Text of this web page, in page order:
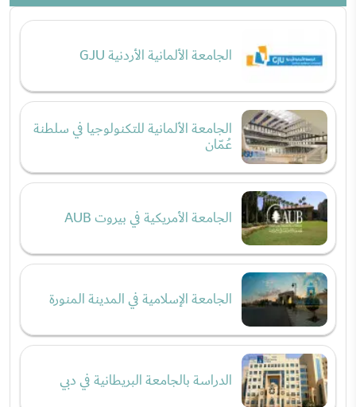
الجامعة الألمانية الأردنية GJU
الجامعة الألمانية للتكنولوجيا في سلطنة
عُمّان
الجامعة الأمريكية في بيروت AUB
الجامعة الإسلامية في المدينة المنورة
الدراسة بالجامعة البريطانية في دبي